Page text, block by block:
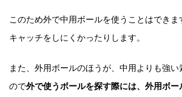
このため外で中用ボールを使うことはできま
キャッチをしにくかったりします。
また、外用ボールのほうが、中用よりも強
ので外で使うボールを探す際には、外用ボー